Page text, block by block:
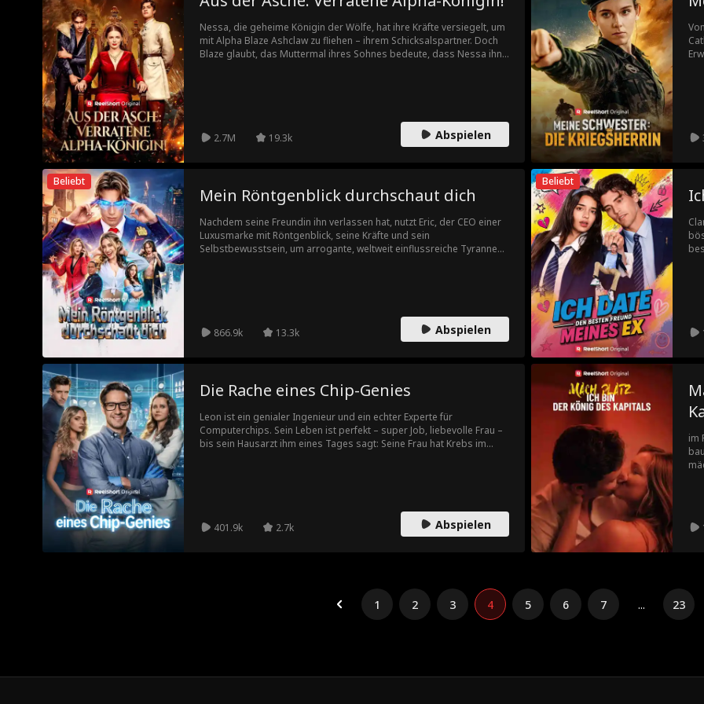
zurückzuholen, was ihm gehört.
Nessa, die geheime Königin der Wölfe, hat ihre Kräfte versiegelt, um
mit Alpha Blaze Ashclaw zu fliehen – ihrem Schicksalspartner. Doch
Blaze glaubt, das Muttermal ihres Sohnes bedeute, dass Nessa ihn
2.7M 19.3k Abspielen
Beliebt
Mein Röntgenblick durchschaut dich
Nachdem seine Freundin ihn verlassen hat, nutzt Eric, der CEO einer
Luxusmarke mit Röntgenblick, seine Kräfte und sein
Selbstbewusstsein, um arrogante, weltweit einflussreiche Tyrannen
866.9k 13.3k Abspielen
Beliebt
Die Rache eines Chip-Genies
Leon ist ein genialer Ingenieur und ein echter Experte für
Computerchips. Sein Leben ist perfekt – super Job, liebevolle Frau –
bis sein Hausarzt ihm eines Tages sagt: Seine Frau hat Krebs im
401.9k 2.7k Abspielen
im
1 2 3 4 5 6 7 ... 23